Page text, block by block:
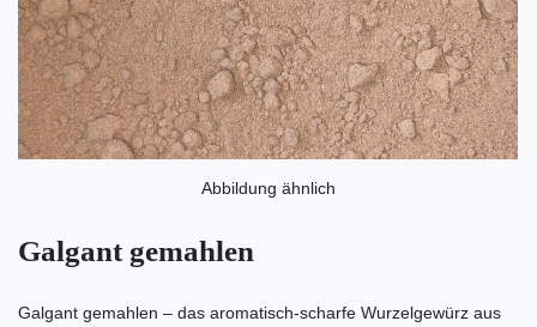
Abbildung ähnlich
Galgant gemahlen
Galgant gemahlen – das aromatisch-scharfe Wurzelgewürz aus